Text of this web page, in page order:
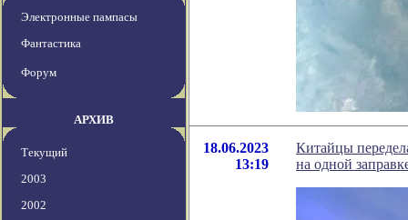
Электронные пампасы
Фантастика
Форум
АРХИВ
Текущий
2003
2002
18.06.2023
13:19
Китайцы
на одной